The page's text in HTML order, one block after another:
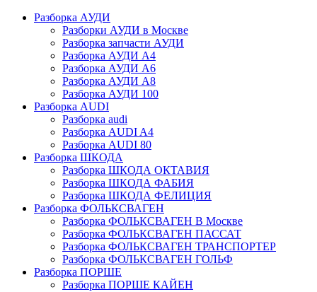
Разборка АУДИ
Разборки АУДИ в Москве
Разборка запчасти АУДИ
Разборка АУДИ А4
Разборка АУДИ А6
Разборка АУДИ А8
Разборка АУДИ 100
Разборка AUDI
Разборка audi
Разборка AUDI A4
Разборка AUDI 80
Разборка ШКОДА
Разборка ШКОДА ОКТАВИЯ
Разборка ШКОДА ФАБИЯ
Разборка ШКОДА ФЕЛИЦИЯ
Разборка ФОЛЬКСВАГЕН
Разборка ФОЛЬКСВАГЕН В Москве
Разборка ФОЛЬКСВАГЕН ПАССАТ
Разборка ФОЛЬКСВАГЕН ТРАНСПОРТЕР
Разборка ФОЛЬКСВАГЕН ГОЛЬФ
Разборка ПОРШЕ
Разборка ПОРШЕ КАЙЕН